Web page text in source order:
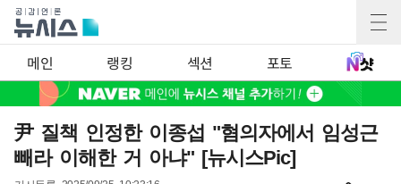
메인 랭킹 섹션 포토
尹 질책 인정한 이종섭 "혐의자에서 임성근
빼라 이해한 거 아냐" [뉴시스Pic]